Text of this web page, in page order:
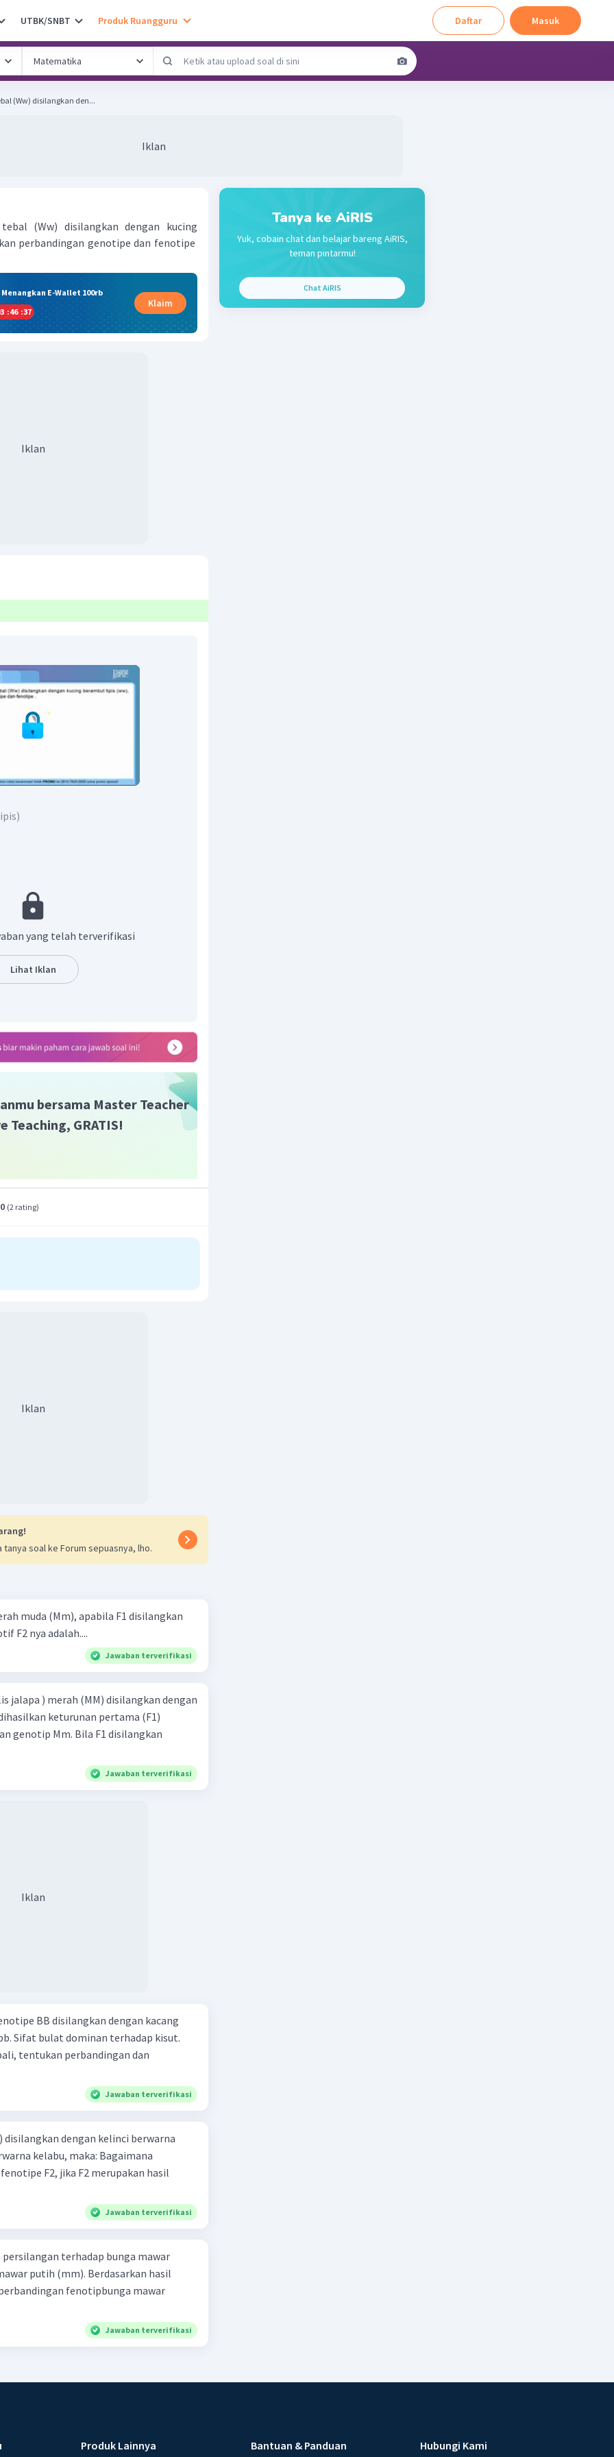
UTBK/SNBT Produk Ruangguru Daftar Masuk
(Ww) disilangkan den...
Iklan
(Ww) disilangkan dengan kucing
perbandingan genotipe dan fenotipe
E-Wallet 100rb
:46 :37
Klaim
Iklan
)
adalah Ww : ww = 1 : 1 dan
yang telah terverifikasi
Lihat Iklan
bersama Master Teacher
Teaching, GRATIS!
(2 rating)
Iklan
tanya soal ke Forum sepuasnya, lho.
muda (Mm), apabila F1 disilangkan
F2 nya adalah....
Jawaban terverifikasi
jalapa ) merah (MM) disilangkan dengan
keturunan pertama (F1)
genotip Mm. Bila F1 disilangkan
Jawaban terverifikasi
Iklan
BB disilangkan dengan kacang
Sifat bulat dominan terhadap kisut.
tentukan perbandingan dan
Jawaban terverifikasi
dengan kelinci berwarna
F2, jika F2 merupakan hasil
Jawaban terverifikasi
terhadap bunga mawar
putih (mm). Berdasarkan hasil
fenotipbunga mawar
Jawaban terverifikasi
Tanya ke AiRIS
Yuk, cobain chat dan belajar bareng AiRIS,
teman pintarmu!
Chat AiRIS
Produk Lainnya Bantuan & Panduan Hubungi Kami